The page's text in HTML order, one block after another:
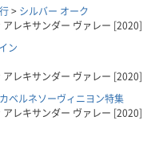
シルバー オーク
レキサンダー ヴァレー [2020]
ン
レキサンダー ヴァレー [2020]
カベルネソーヴィニヨン特集
レキサンダー ヴァレー [2020]